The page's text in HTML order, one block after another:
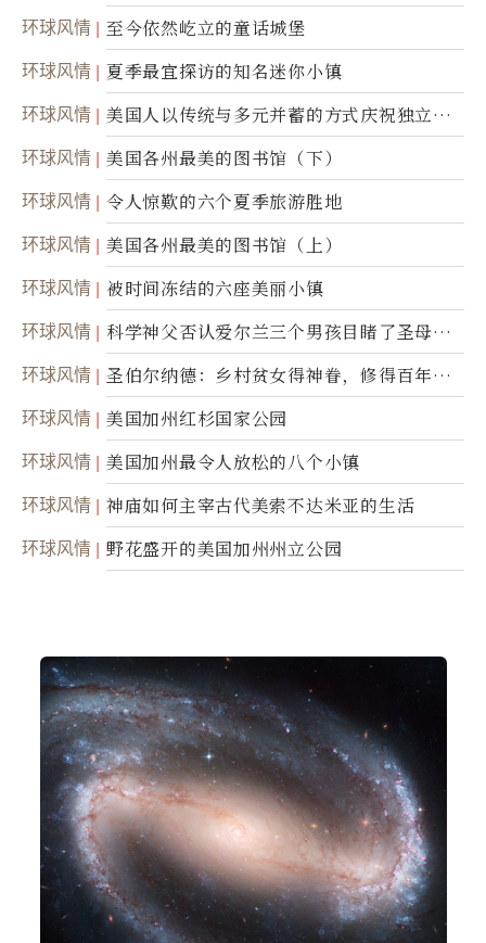
环球风情 至今依然屹立的童话城堡
环球风情 夏季最宜探访的知名迷你小镇
环球风情
美国人以传统与多元并蓄的方式庆祝独立日2
50周年
环球风情 美国各州最美的图书馆（下）
环球风情 令人惊歎的六个夏季旅游胜地
环球风情 美国各州最美的图书馆（上）
环球风情 被时间冻结的六座美丽小镇
环球风情
科学神父否认爱尔兰三个男孩目睹了圣母显
灵
环球风情
圣伯尔纳德：乡村贫女得神眷，修得百年不
腐身
环球风情 美国加州红杉国家公园
环球风情 美国加州最令人放松的八个小镇
环球风情 神庙如何主宰古代美索不达米亚的生活
环球风情 野花盛开的美国加州州立公园